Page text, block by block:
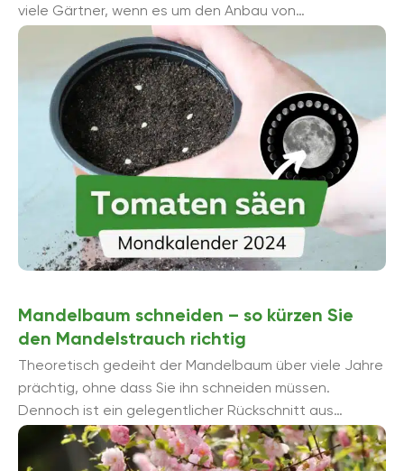
viele Gärtner, wenn es um den Anbau von
Tomatenpflanzen geht. Mit dem Mondkalender ...
Mandelbaum schneiden – so kürzen Sie
den Mandelstrauch richtig
Theoretisch gedeiht der Mandelbaum über viele Jahre
prächtig, ohne dass Sie ihn schneiden müssen.
Dennoch ist ein gelegentlicher Rückschnitt aus
verschiedenen Gründen ratsam und manchmal auch ...